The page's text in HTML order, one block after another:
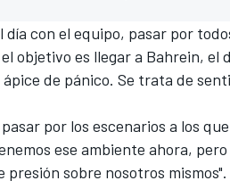
día con el equipo, pasar por
objetivo es llegar a Bahrein, el
de pánico. Se trata de
por los escenarios a los
ese ambiente ahora,
sobre nosotros mismos".